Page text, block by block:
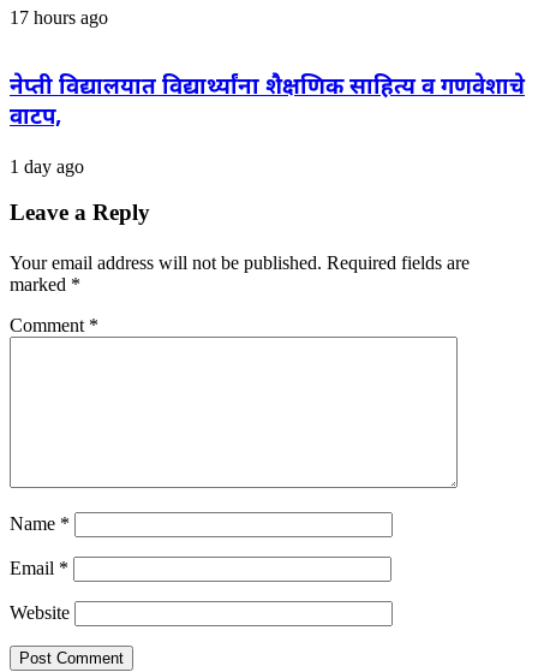
17 hours ago
नेप्ती विद्यालयात विद्यार्थ्यांना शैक्षणिक साहित्य व गणवेशाचे
वाटप,
1 day ago
Leave a Reply
Your email address will not be published. Required fields are
marked *
Comment *
Name *
Email *
Website